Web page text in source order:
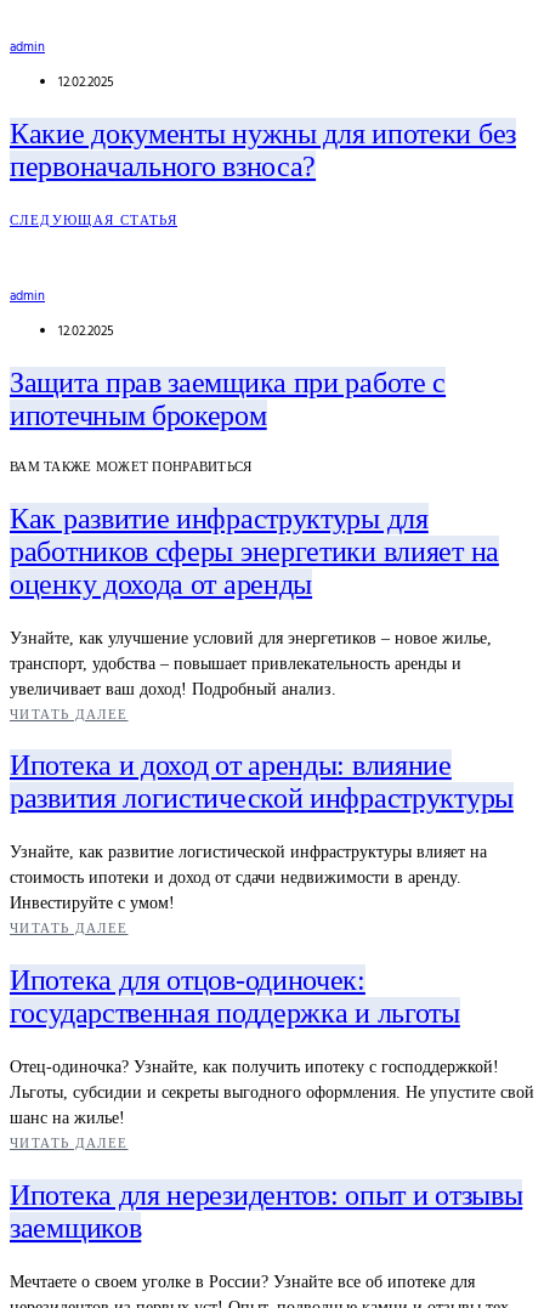
admin
12.02.2025
Какие документы нужны для ипотеки без
первоначального взноса?
СЛЕДУЮЩАЯ СТАТЬЯ
admin
12.02.2025
Защита прав заемщика при работе с
ипотечным брокером
ВАМ ТАКЖЕ МОЖЕТ ПОНРАВИТЬСЯ
Как развитие инфраструктуры для
работников сферы энергетики влияет на
оценку дохода от аренды
Узнайте, как улучшение условий для энергетиков – новое жилье,
транспорт, удобства – повышает привлекательность аренды и
увеличивает ваш доход! Подробный анализ.
ЧИТАТЬ ДАЛЕЕ
Ипотека и доход от аренды: влияние
развития логистической инфраструктуры
Узнайте, как развитие логистической инфраструктуры влияет на
стоимость ипотеки и доход от сдачи недвижимости в аренду.
Инвестируйте с умом!
ЧИТАТЬ ДАЛЕЕ
Ипотека для отцов-одиночек:
государственная поддержка и льготы
Отец-одиночка? Узнайте, как получить ипотеку с господдержкой!
Льготы, субсидии и секреты выгодного оформления. Не упустите свой
шанс на жилье!
ЧИТАТЬ ДАЛЕЕ
Ипотека для нерезидентов: опыт и отзывы
заемщиков
Мечтаете о своем уголке в России? Узнайте все об ипотеке для